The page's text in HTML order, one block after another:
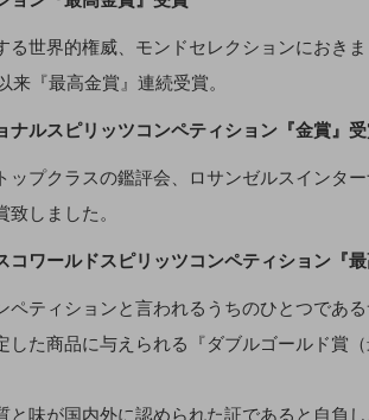
る世界的権威、モンドセレクションにおき
来『最高金賞』連続受賞。
ナルスピリッツコンペティション『金賞』受
ップクラスの鑑評会、ロサンゼルスインタ
しました。
コワールドスピリッツコンペティション『最
ペティションと言われるうちのひとつであ
した商品に与えられる『ダブルゴールド賞
と味が国内外に認められた証であると自負